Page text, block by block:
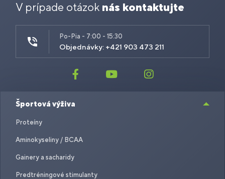
V prípade otázok nás kontaktujte
Po-Pia - 7:00 - 15:30
Objednávky: +421 903 473 211
Športová výživa
Proteíny
Aminokyseliny / BCAA
Gainery a sacharidy
Predtréningové stimulanty